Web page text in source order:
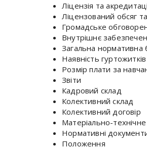
Ліцензія та
Ліцензований обсяг
Громадське
Внутрішнє
Загальна нормативна
Наявність
Розмір плати за
Звіти
Кадровий склад
Колективний склад
Колективний договір
Матеріально-
Нормативні
Положення